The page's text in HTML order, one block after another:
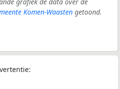
Komen-Waasten getoond.